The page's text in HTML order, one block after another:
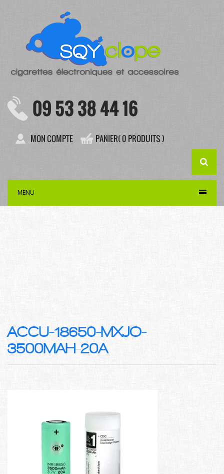
09 53 38 44 16
MON COMPTE PANIER( 0 PRODUITS )
MENU
ACCU-18650-MXJO-
3500MAH-20A